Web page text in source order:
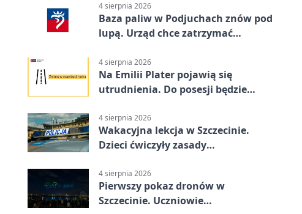
4 sierpnia 2026
Baza paliw w Podjuchach znów pod
lupą. Urząd chce zatrzymać
4 sierpnia 2026
Na Emilii Plater pojawią się
utrudnienia. Do posesji będzie
4 sierpnia 2026
Wakacyjna lekcja w Szczecinie.
Dzieci ćwiczyły zasady
4 sierpnia 2026
Pierwszy pokaz dronów w
Szczecinie. Uczniowie